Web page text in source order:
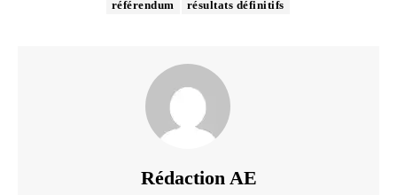
référendum résultats définitifs
Rédaction AE